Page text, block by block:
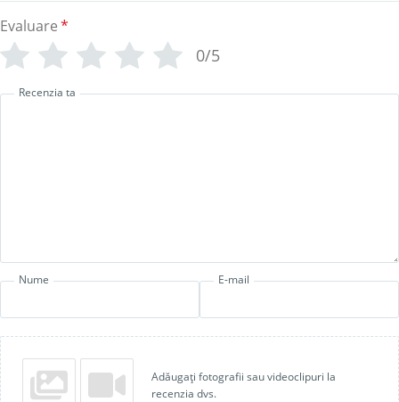
Evaluare*
0/5
Recenzia ta
Nume E-mail
Adăugați fotografii sau videoclipuri la
recenzia dvs.